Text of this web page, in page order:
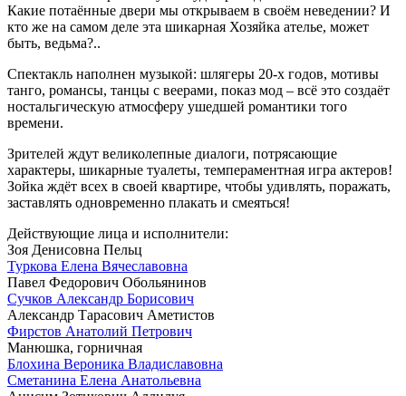
Какие потаённые двери мы открываем в своём неведении? И
кто же на самом деле эта шикарная Хозяйка ателье, может
быть, ведьма?..
Спектакль наполнен музыкой: шлягеры 20-х годов, мотивы
танго, романсы, танцы с веерами, показ мод – всё это создаёт
ностальгическую атмосферу ушедшей романтики того
времени.
Зрителей ждут великолепные диалоги, потрясающие
характеры, шикарные туалеты, темпераментная игра актеров!
Зойка ждёт всех в своей квартире, чтобы удивлять, поражать,
заставлять одновременно плакать и смеяться!
Действующие лица и исполнители:
Зоя Денисовна Пельц
Туркова Елена Вячеславовна
Павел Федорович Обольянинов
Сучков Александр Борисович
Александр Тарасович Аметистов
Фирстов Анатолий Петрович
Манюшка, горничная
Блохина Вероника Владиславовна
Сметанина Елена Анатольевна